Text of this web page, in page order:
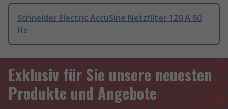
Schneider Electric AccuSine Netzfilter 120 A 60
Hz
Exklusiv für Sie unsere neuesten
Produkte und Angebote